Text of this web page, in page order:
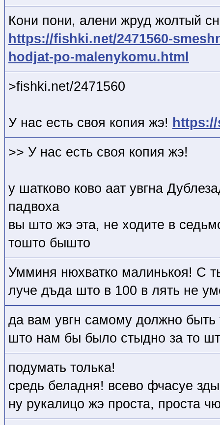
Кони пони, алени жруд жолтый
https://fishki.net/2471560-
hodjat-po-malenykomu.html
>fishki.net/2471560
У нас есть своя копия жэ!
>> У нас есть своя копия жэ!
у шатково ково аат увгна
падвоха
вы што жэ эта, не ходите в
тошто бышто
Умминя нюхватко малинькоя! С
луче дъда што в 100 в лять не
да вам увгн самому должно быть
што нам бы было стыдно за то
подумать толька!
средь беладня! всево фчасуе
ну рукалицо жэ проста, проста